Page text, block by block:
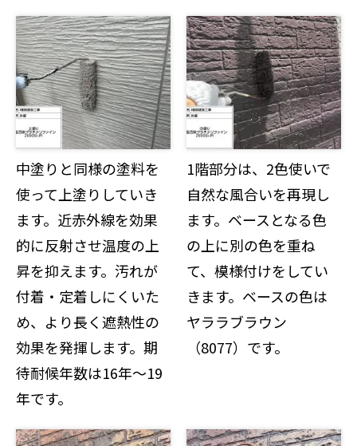
中塗りと同様の塗料を
使って上塗りしていき
ます。近赤外線を効果
的に反射させ温度の上
昇を抑えます。汚れが
付着・定着しにくいた
め、より長く遮熱性の
効果を発揮します。期
待耐候年数は16年～19
年です。
1階部分は、2色使いで
自然な風合いを再現し
ます。ベースとなる色
の上に別の色を重ね
て、模様付けをしてい
きます。ベースの色は
ヤララブラウン
（8077）です。